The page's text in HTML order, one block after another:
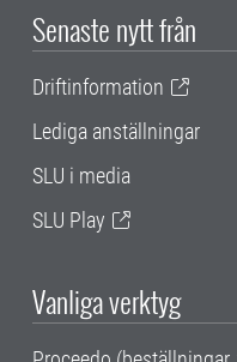
Senaste nytt från
Driftinformation
Lediga anställningar
SLU i media
SLU Play
Vanliga verktyg